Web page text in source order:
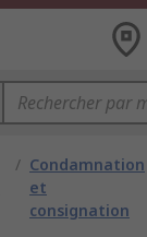
/ Condamnation
et
consignation